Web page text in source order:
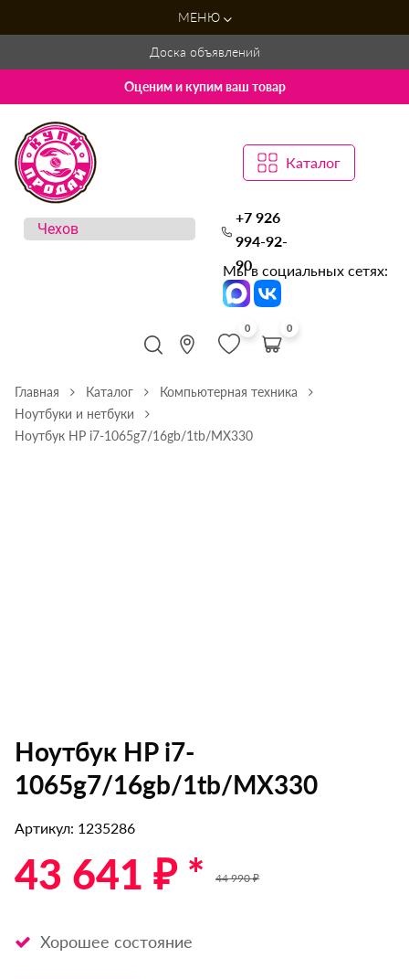
МЕНЮ
Доска объявлений
Оценим и купим ваш товар
Каталог
+7 926
994-92-
90
Мы в социальных сетях:
0 0
Главная Каталог
Компьютерная техника
Ноутбуки и нетбуки
Ноутбук HP i7-1065g7/16gb/1tb/MX330
Ноутбук HP i7-
1065g7/16gb/1tb/MX330
Артикул: 1235286
43 641 ₽ * 44 990 ₽
Хорошее состояние